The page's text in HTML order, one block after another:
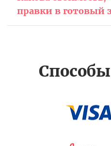
правки в готовый